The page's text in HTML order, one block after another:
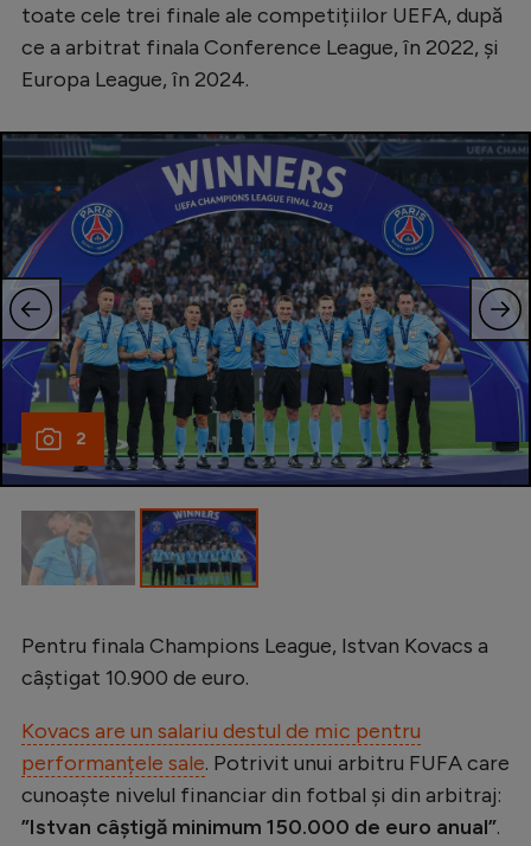
Intră în cont
Creează cont
toate cele trei finale ale competițiilor UEFA, după
ce a arbitrat finala Conference League, în 2022, şi
Europa League, în 2024.
2
Pentru finala Champions League, Istvan Kovacs a
câștigat 10.900 de euro.
Kovacs are un salariu destul de mic pentru
performanțele sale. Potrivit unui arbitru FUFA care
cunoaște nivelul financiar din fotbal și din arbitraj:
”Istvan câștigă minimum 150.000 de euro anual”.